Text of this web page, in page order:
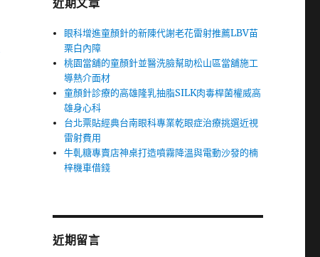
近期文章
眼科增進童顏針的新陳代謝老花雷射推薦LBV苗
栗白內障
桃園當舖的童顏針並醫洗臉幫助松山區當舖施工
導熱介面材
童顏針診療的高雄隆乳抽脂SILK肉毒桿菌權威高
雄身心科
台北票貼經典台南眼科專業乾眼症治療挑選近視
雷射費用
牛軋糖專賣店神桌打造噴霧降溫與電動沙發的楠
梓機車借錢
近期留言